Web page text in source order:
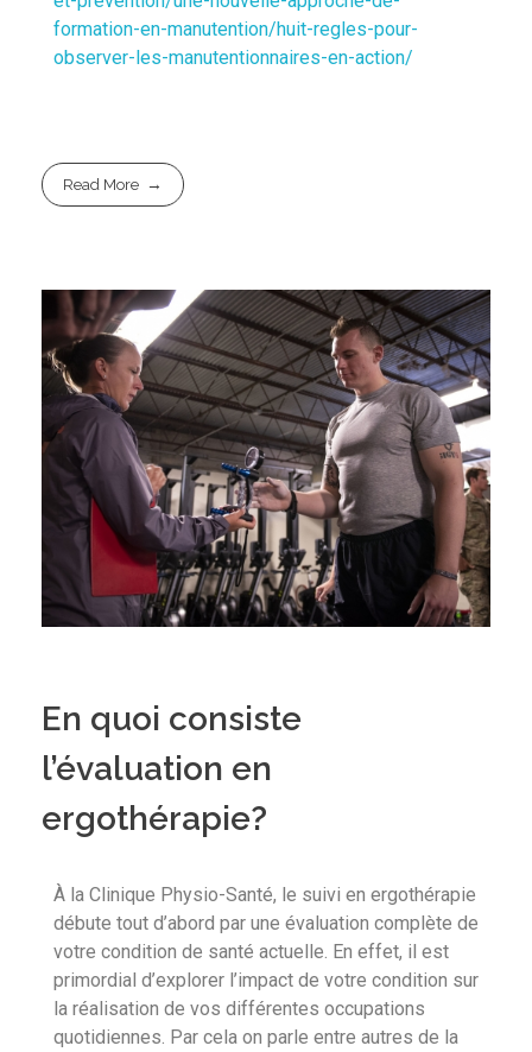
formation-en-manutention/huit-regles-pour-
observer-les-manutentionnaires-en-action/
Read More
En quoi consiste
l’évaluation en
ergothérapie?
À la Clinique Physio-Santé, le suivi en ergothérapie
débute tout d’abord par une évaluation complète de
votre condition de santé actuelle. En effet, il est
primordial d’explorer l’impact de votre condition sur
la réalisation de vos différentes occupations
quotidiennes. Par cela on parle entre autres de la